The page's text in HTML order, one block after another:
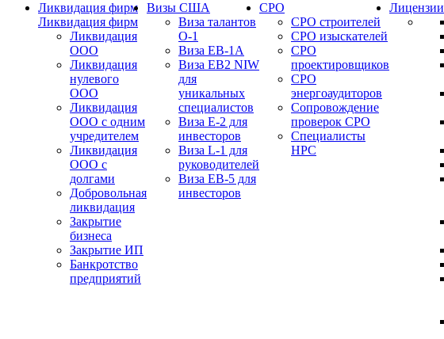
Ликвидация фирм
Ликвидация фирм
Ликвидация
ООО
Ликвидация
нулевого
ООО
Ликвидация
ООО с одним
учредителем
Ликвидация
ООО с
долгами
Добровольная
ликвидация
Закрытие
бизнеса
Закрытие ИП
Банкротство
предприятий
Визы США
Виза талантов
О-1
Виза EB-1A
Виза EB2 NIW
для
уникальных
специалистов
Виза E-2 для
инвесторов
Виза L-1 для
руководителей
Виза EB-5 для
инвесторов
СРО
СРО строителей
СРО изыскателей
СРО
проектировщиков
СРО
энергоаудиторов
Сопровождение
проверок СРО
Специалисты
НРС
Лицензии